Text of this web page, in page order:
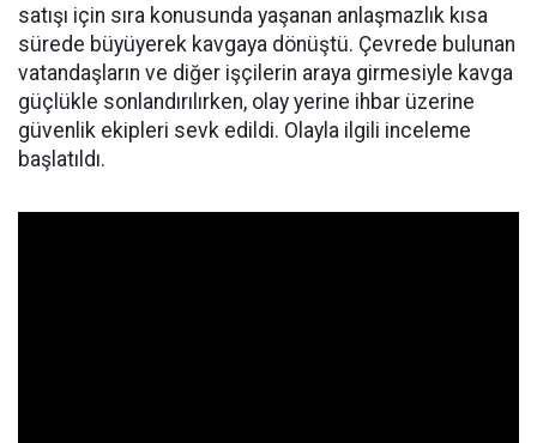
satışı için sıra konusunda yaşanan anlaşmazlık kısa
sürede büyüyerek kavgaya dönüştü. Çevrede bulunan
vatandaşların ve diğer işçilerin araya girmesiyle kavga
güçlükle sonlandırılırken, olay yerine ihbar üzerine
güvenlik ekipleri sevk edildi. Olayla ilgili inceleme
başlatıldı.